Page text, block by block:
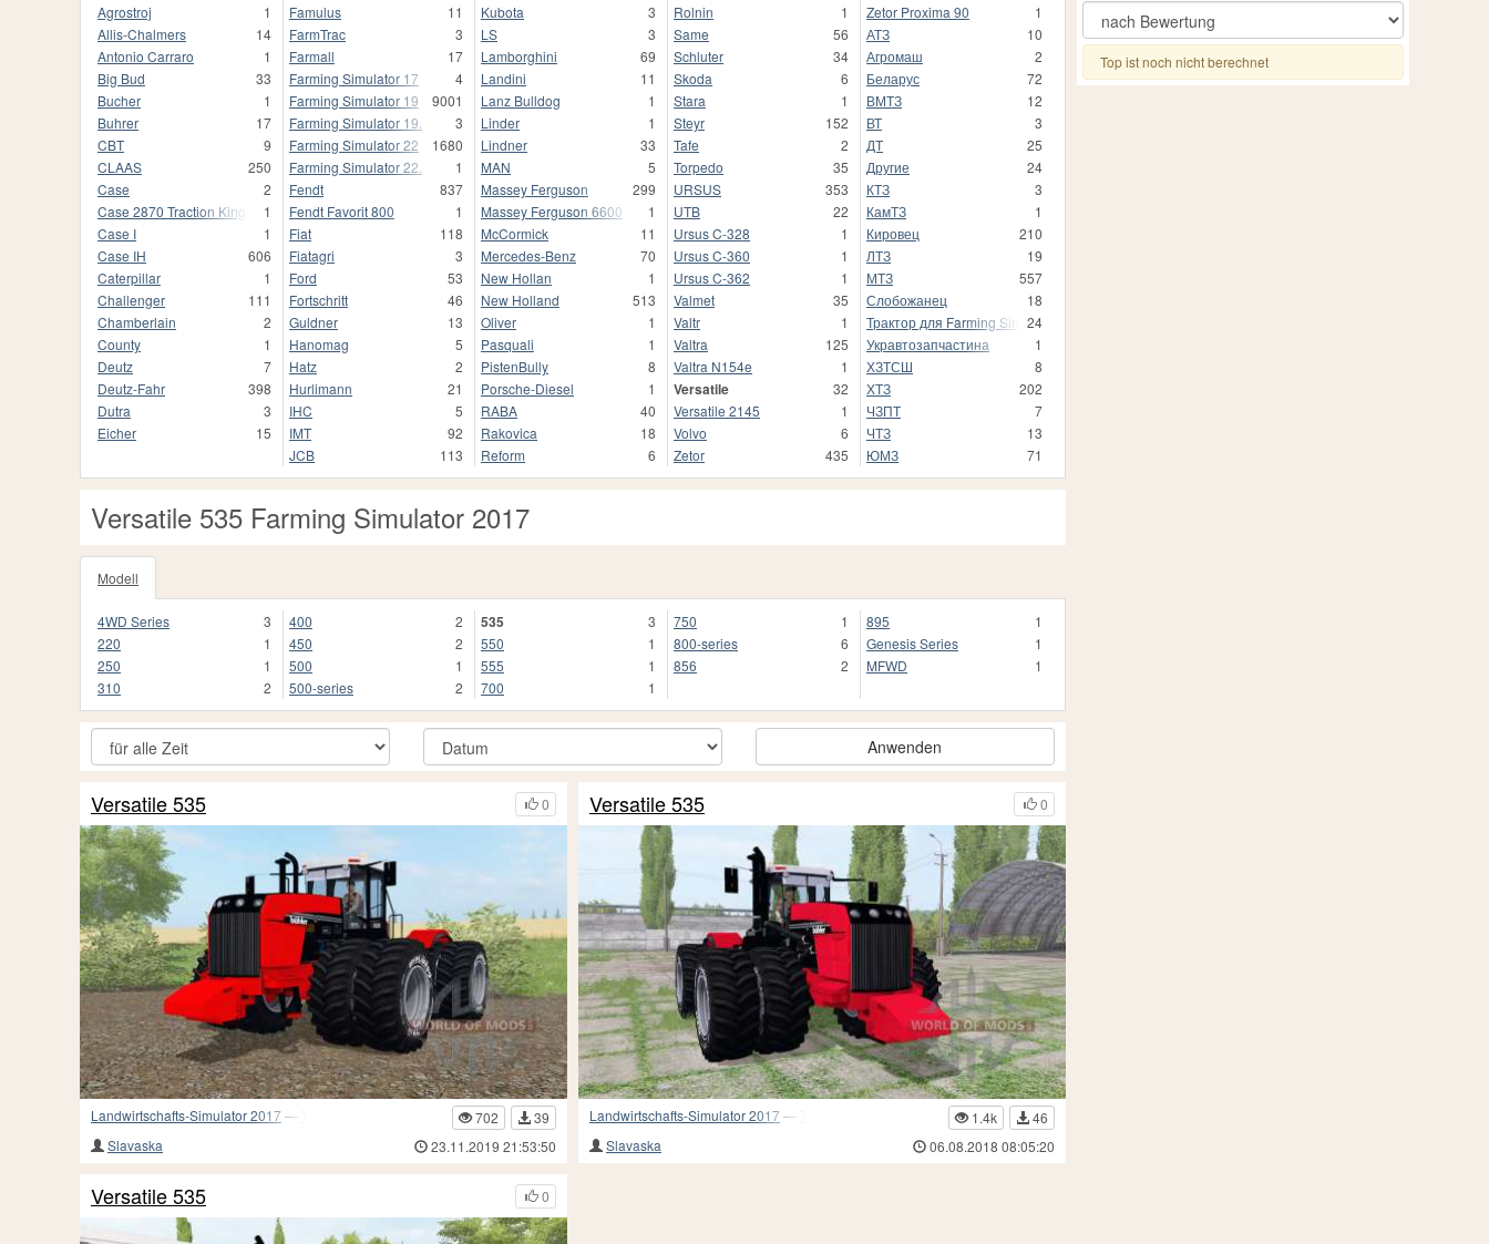
Agrostroj
1
Allis-Chalmers
14
Antonio Carraro
1
Big Bud
33
Bucher
1
Buhrer
17
CBT
9
CLAAS
250
Case
2
Case 2870 Traction King
1
Case I
1
Case IH
606
Caterpillar
1
Challenger
111
Chamberlain
2
County
1
Deutz
7
Deutz-Fahr
398
Dutra
3
Eicher
15
Famulus
11
FarmTrac
3
Farmall
17
Farming Simulator 17
4
Farming Simulator 19
9001
Farming Simulator 19.
3
Farming Simulator 22
1680
Farming Simulator 22.
1
Fendt
837
Fendt Favorit 800
1
Fiat
118
Fiatagri
3
Ford
53
Fortschritt
46
Guldner
13
Hanomag
5
Hatz
2
Hurlimann
21
IHC
5
IMT
92
JCB
113
Kubota
3
LS
3
Lamborghini
69
Landini
11
Lanz Bulldog
1
Linder
1
Lindner
33
MAN
5
Massey Ferguson
299
Massey Ferguson 6600
1
McCormick
11
Mercedes-Benz
70
New Hollan
1
New Holland
513
Oliver
1
Pasquali
1
PistenBully
8
Porsche-Diesel
1
RABA
40
Rakovica
18
Reform
6
Rolnin
1
Same
56
Schluter
34
Skoda
6
Stara
1
Steyr
152
Tafe
2
Torpedo
35
URSUS
353
UTB
22
Ursus C-328
1
Ursus C-360
1
Ursus C-362
1
Valmet
35
Valtr
1
Valtra
125
Valtra N154e
1
Versatile
32
Versatile 2145
1
Volvo
6
Zetor
435
Zetor Proxima 90
1
АТЗ
10
Агромаш
2
Беларус
72
ВМТЗ
12
ВТ
3
ДТ
25
Другие
24
КТЗ
3
КамТЗ
1
Кировец
210
ЛТЗ
19
МТЗ
557
Слобожанец
18
Трактор для Farming Simulator 19
24
Укравтозапчастина
1
ХЗТСШ
8
ХТЗ
202
ЧЗПТ
7
ЧТЗ
13
ЮМЗ
71
Versatile 535 Farming Simulator 2017
Modell
4WD Series
3
220
1
250
1
310
2
400
2
450
2
500
1
500-series
2
535
3
550
1
555
1
700
1
750
1
800-series
6
856
2
895
1
Genesis Series
1
MFWD
1
Anwenden
0
Versatile 535
Landwirtschafts-Simulator 2017 — 702
39
Slavaska
23.11.2019 21:53:50
0
Versatile 535
Landwirtschafts-Simulator 2017 — 1.4k
46
Slavaska
06.08.2018 08:05:20
0
Versatile 535
Top ist noch nicht berechnet